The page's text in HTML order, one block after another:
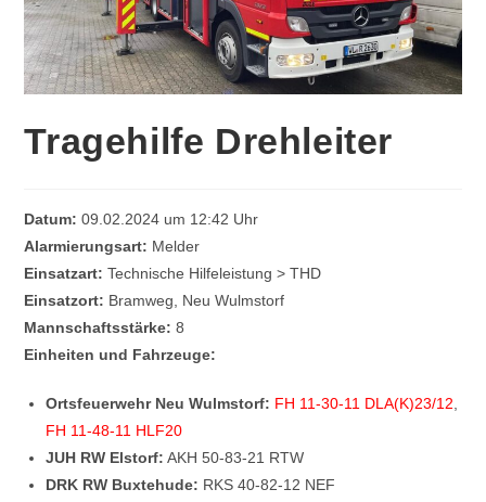
Tragehilfe Drehleiter
Datum: 09.02.2024 um 12:42 Uhr
Alarmierungsart: Melder
Einsatzart: Technische Hilfeleistung > THD
Einsatzort: Bramweg, Neu Wulmstorf
Mannschaftsstärke: 8
Einheiten und Fahrzeuge:
Ortsfeuerwehr Neu Wulmstorf: FH 11-30-11 DLA(K)23/12
FH 11-48-11 HLF20
JUH RW Elstorf: AKH 50-83-21 RTW
DRK RW Buxtehude: RKS 40-82-12 NEF